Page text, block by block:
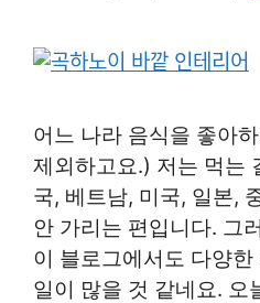
어느 나라 음식을 좋아
제외하고요.) 저는 먹는
국, 베트남, 미국, 일본,
안 가리는 편입니다. 그
이 블로그에서도 다양
일이 많을 것 같네요. 오